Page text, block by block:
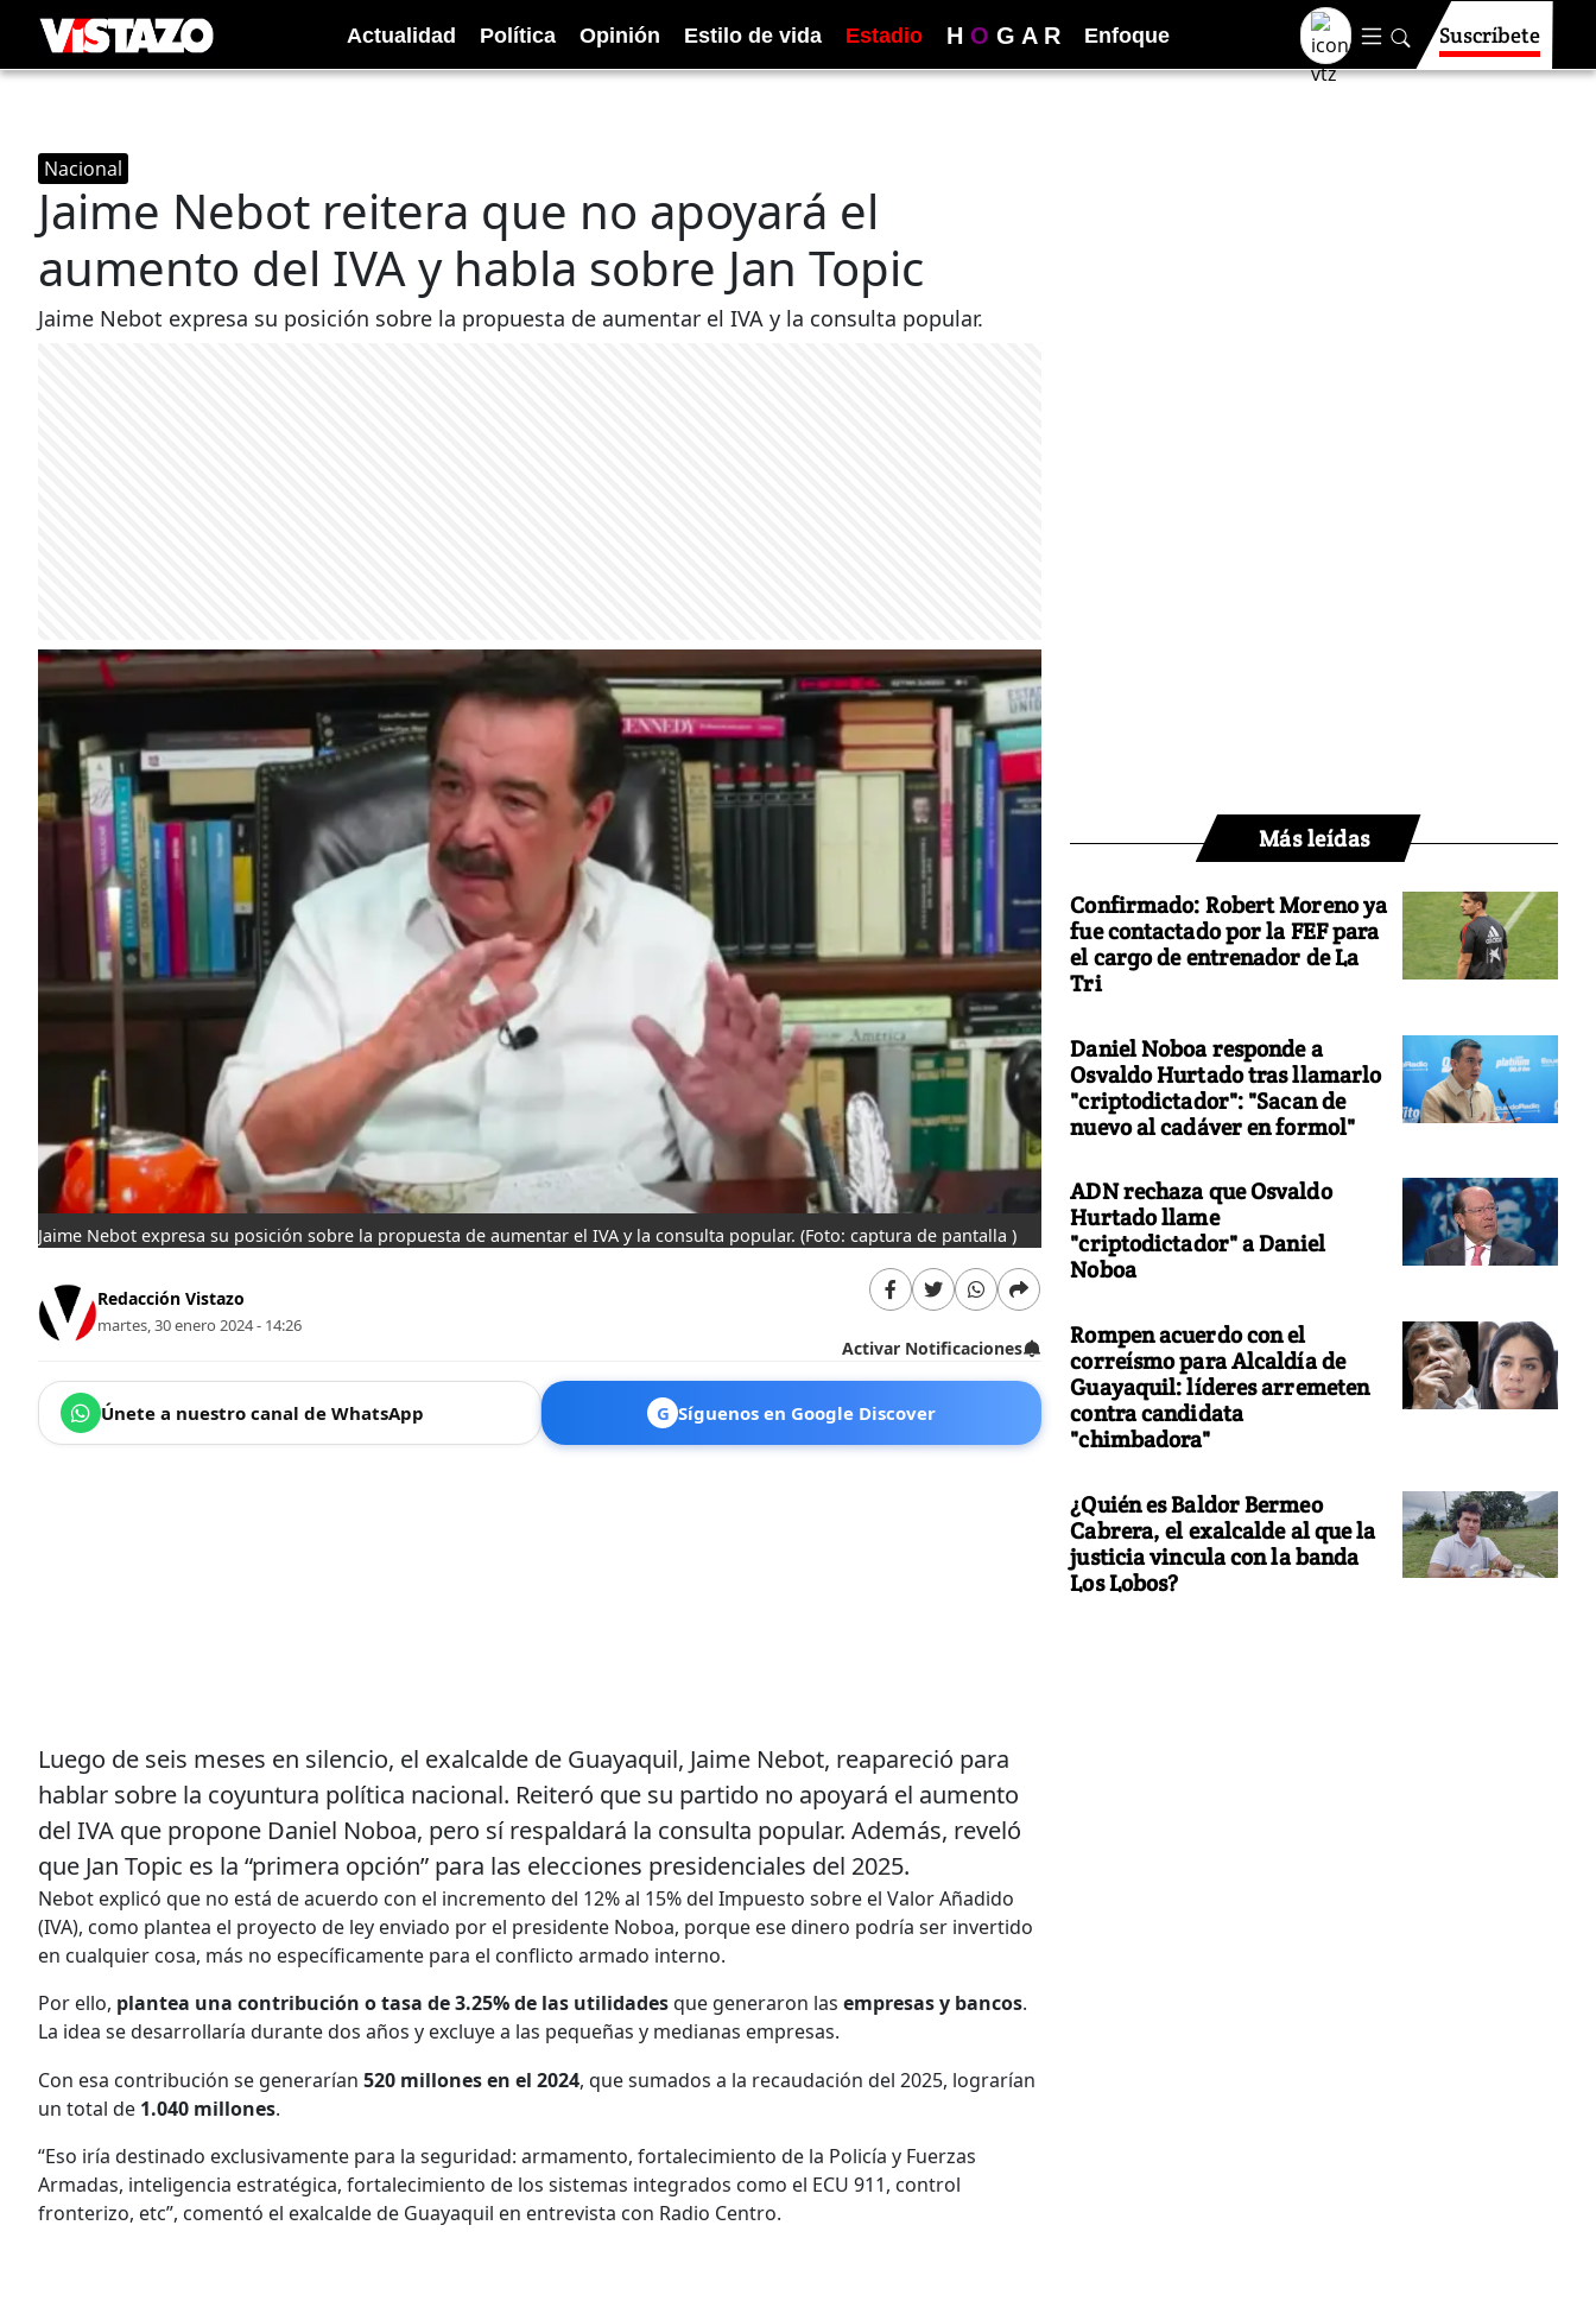
Actualidad Política Opinión Estilo de vida Estadio H O G A R Enfoque Suscríbete
Nacional
Jaime Nebot reitera que no apoyará el
aumento del IVA y habla sobre Jan Topic
Jaime Nebot expresa su posición sobre la propuesta de aumentar el IVA y la consulta popular.
Jaime Nebot expresa su posición sobre la propuesta de aumentar el IVA y la consulta popular. (Foto: captura de pantalla )
Redacción Vistazo
martes, 30 enero 2024 - 14:26
Activar Notificaciones
Únete a nuestro canal de WhatsApp G Síguenos en Google Discover
Luego de seis meses en silencio, el exalcalde de Guayaquil, Jaime Nebot, reapareció para
hablar sobre la coyuntura política nacional. Reiteró que su partido no apoyará el aumento
del IVA que propone Daniel Noboa, pero sí respaldará la consulta popular. Además, reveló
que Jan Topic es la “primera opción” para las elecciones presidenciales del 2025.
Nebot explicó que no está de acuerdo con el incremento del 12% al 15% del Impuesto sobre el Valor Añadido
(IVA), como plantea el proyecto de ley enviado por el presidente Noboa, porque ese dinero podría ser invertido
en cualquier cosa, más no específicamente para el conflicto armado interno.
Por ello, plantea una contribución o tasa de 3.25% de las utilidadesque generaron las empresas y bancos.
La idea se desarrollaría durante dos años y excluye a las pequeñas y medianas empresas.
Con esa contribución se generarían 520 millones en el 2024, que sumados a la recaudación del 2025, lograrían
un total de 1.040 millones.
“Eso iría destinado exclusivamente para la seguridad: armamento, fortalecimiento de la Policía y Fuerzas
Armadas, inteligencia estratégica, fortalecimiento de los sistemas integrados como el ECU 911, control
fronterizo, etc”, comentó el exalcalde de Guayaquil en entrevista con Radio Centro.
Más leídas
Confirmado: Robert Moreno ya
fue contactado por la FEF para
el cargo de entrenador de La
Tri
Daniel Noboa responde a
Osvaldo Hurtado tras llamarlo
"criptodictador": "Sacan de
nuevo al cadáver en formol"
ADN rechaza que Osvaldo
Hurtado llame
"criptodictador" a Daniel
Noboa
Rompen acuerdo con el
correísmo para Alcaldía de
Guayaquil: líderes arremeten
contra candidata
"chimbadora"
¿Quién es Baldor Bermeo
Cabrera, el exalcalde al que la
justicia vincula con la banda
Los Lobos?